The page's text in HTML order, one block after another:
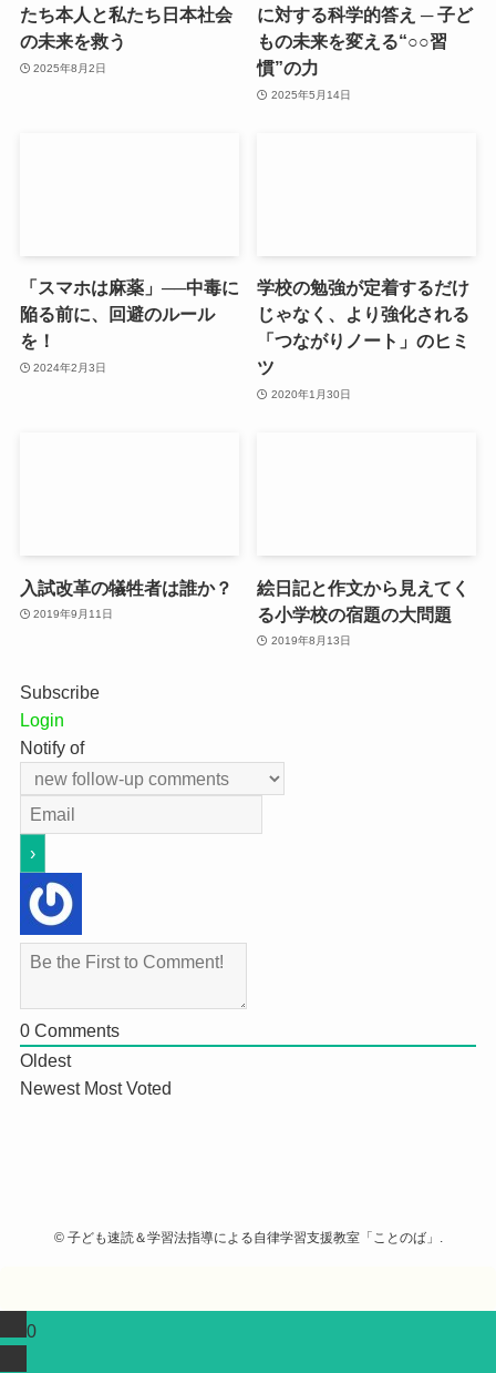
たち本人と私たち日本社会
の未来を救う
2025年8月2日
に対する科学的答え ─ 子ど
もの未来を変える“○○習
慣”の力
2025年5月14日
「スマホは麻薬」──中毒に
陥る前に、回避のルール
を！
2024年2月3日
学校の勉強が定着するだけ
じゃなく、より強化される
「つながりノート」のヒミ
ツ
2020年1月30日
入試改革の犠牲者は誰か？
2019年9月11日
絵日記と作文から見えてく
る小学校の宿題の大問題
2019年8月13日
Subscribe
Login
Notify of
0Comments
Oldest
Newest Most Voted
©子ども速読＆学習法指導による自律学習支援教室「ことのば」.
0